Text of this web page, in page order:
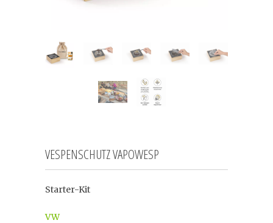
VESPENSCHUTZ VAPOWESP
Starter-Kit
VW